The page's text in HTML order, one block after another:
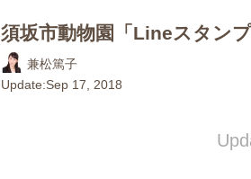
須坂市動物園「Lineスタン
兼松篤子
Update:Sep 17, 2018